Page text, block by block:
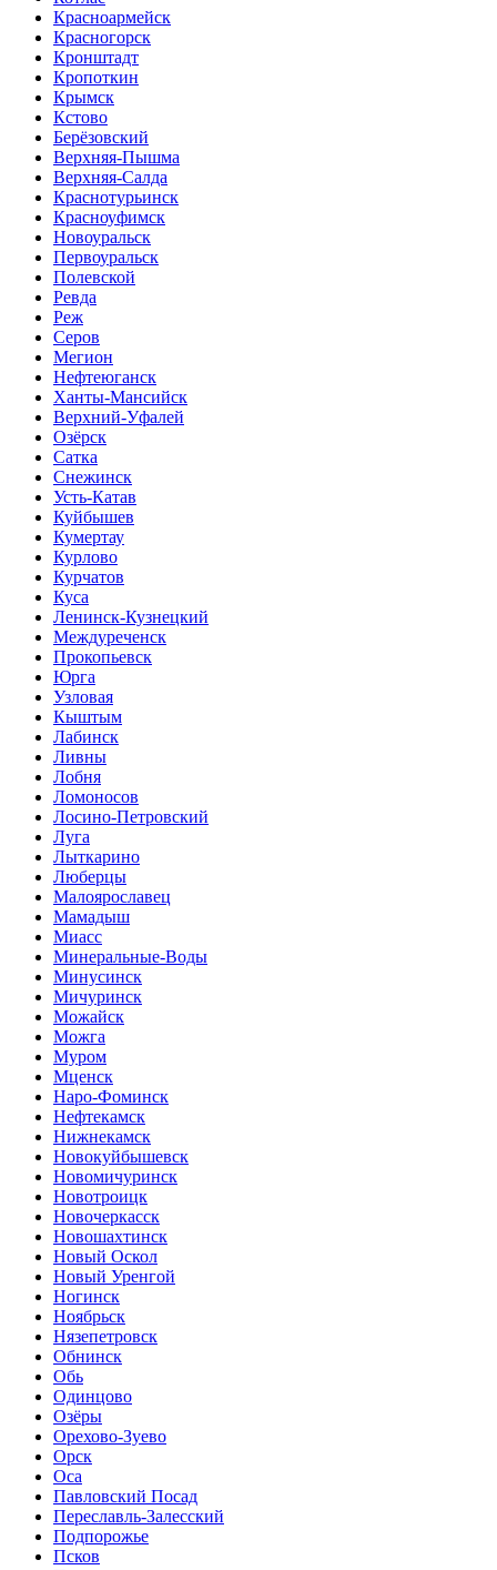
Красноармейск
Красногорск
Кронштадт
Кропоткин
Крымск
Кстово
Берёзовский
Верхняя-Пышма
Верхняя-Салда
Краснотурьинск
Красноуфимск
Новоуральск
Первоуральск
Полевской
Ревда
Реж
Серов
Мегион
Нефтеюганск
Ханты-Мансийск
Верхний-Уфалей
Озёрск
Сатка
Снежинск
Усть-Катав
Куйбышев
Кумертау
Курлово
Курчатов
Куса
Ленинск-Кузнецкий
Междуреченск
Прокопьевск
Юрга
Узловая
Кыштым
Лабинск
Ливны
Лобня
Ломоносов
Лосино-Петровский
Луга
Лыткарино
Люберцы
Малоярославец
Мамадыш
Миасс
Минеральные-Воды
Минусинск
Мичуринск
Можайск
Можга
Муром
Мценск
Наро-Фоминск
Нефтекамск
Нижнекамск
Новокуйбышевск
Новомичуринск
Новотроицк
Новочеркасск
Новошахтинск
Новый Оскол
Новый Уренгой
Ногинск
Ноябрьск
Нязепетровск
Обнинск
Обь
Одинцово
Озёры
Орехово-Зуево
Орск
Оса
Павловский Посад
Переславль-Залесский
Подпорожье
Псков